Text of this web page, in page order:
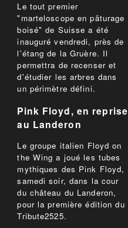
Le tout premier
"marteloscope en pâturage
boisé" de Suisse a été
inauguré vendredi, près de
l'étang de la Gruère. Il
permettra de recenser et
d'étudier les arbres dans
un périmètre défini.
Pink Floyd, en reprise
au Landeron
Le groupe italien Floyd on
the Wing a joué les tubes
mythiques des Pink Floyd,
samedi soir, dans la cour
du château du Landeron,
pour la première édition du
Tribute2525.